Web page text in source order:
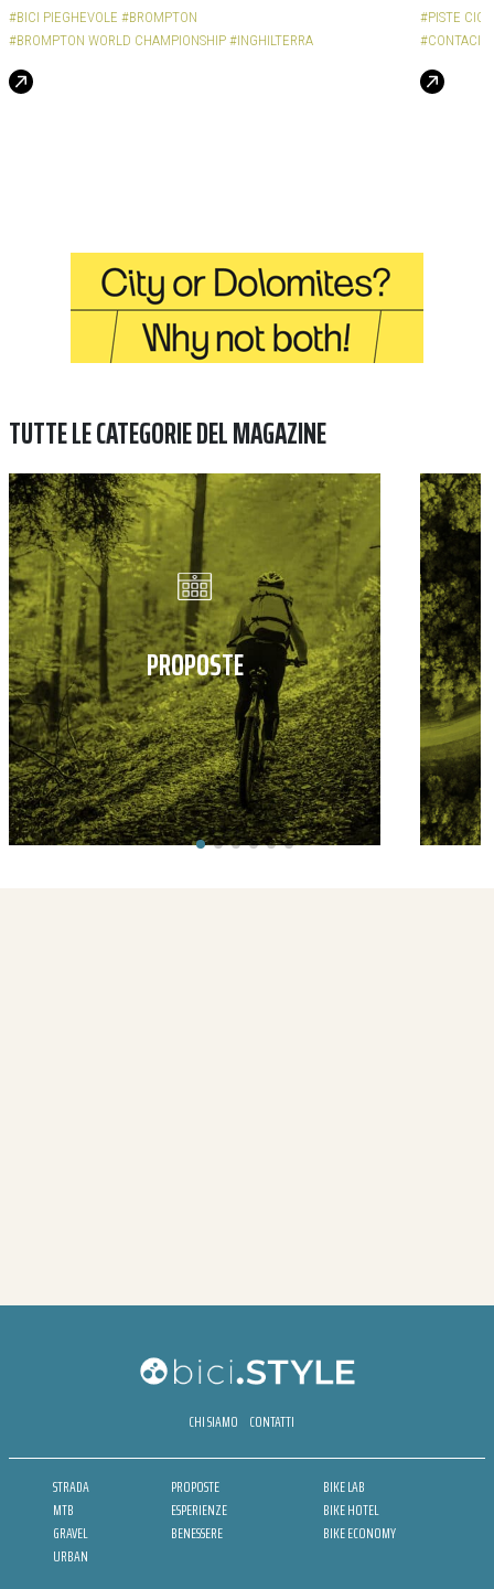
#BICI PIEGHEVOLE #BROMPTON
#BROMPTON WORLD CHAMPIONSHIP #INGHILTERRA
#PISTE
TUTTE LE CATEGORIE DEL MAGAZINE
PROPOSTE
CHI SIAMO CONTATTI
STRADA
MTB
GRAVEL
URBAN
PROPOSTE
ESPERIENZE
BENESSERE
BIKE LAB
BIKE HOTEL
BIKE ECONOMY